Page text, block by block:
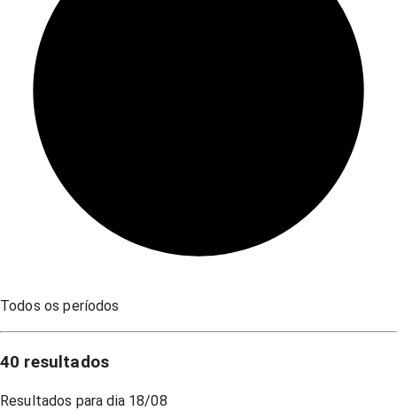
Todos os períodos
40 resultados
Resultados para dia 18/08